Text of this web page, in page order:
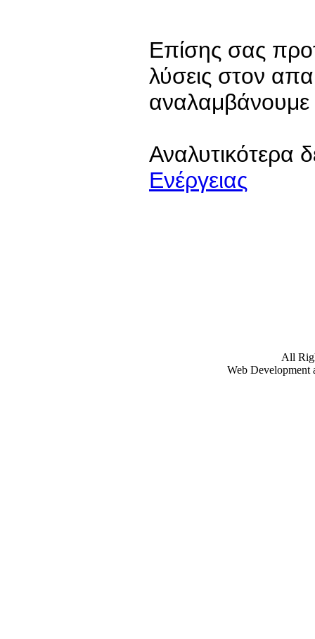
Επίσης σας
λύσεις στον
αναλαμβάνουμε
Αναλυτικότερα
Ενέργειας
All
Web